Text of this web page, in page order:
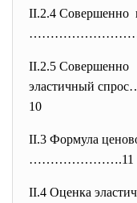
II.2.4 Совершенно
……………………
II.2.5 Совершенно
эластичный
10
II.3 Формула
………………….11
II.4 Оценка